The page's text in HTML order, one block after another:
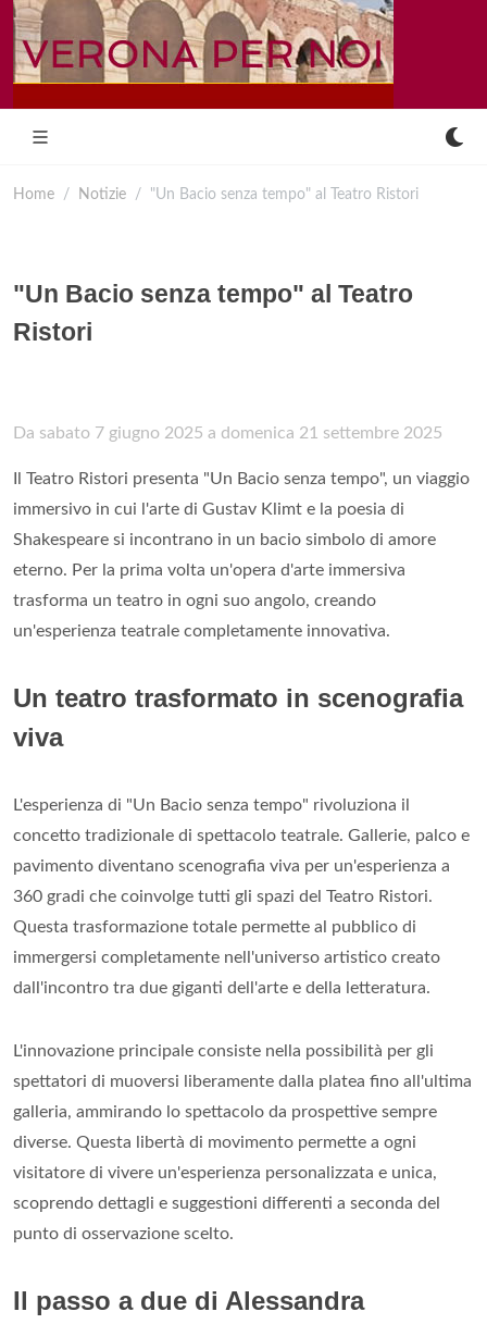
Home Notizie "Un Bacio senza tempo" al Teatro Ristori
"Un Bacio senza tempo" al Teatro
Ristori
Da sabato 7 giugno 2025 a domenica 21 settembre 2025
Il Teatro Ristori presenta "Un Bacio senza tempo", un viaggio
immersivo in cui l'arte di Gustav Klimt e la poesia di
Shakespeare si incontrano in un bacio simbolo di amore
eterno. Per la prima volta un'opera d'arte immersiva
trasforma un teatro in ogni suo angolo, creando
un'esperienza teatrale completamente innovativa.
Un teatro trasformato in scenografia
viva
L'esperienza di "Un Bacio senza tempo" rivoluziona il
concetto tradizionale di spettacolo teatrale. Gallerie, palco e
pavimento diventano scenografia viva per un'esperienza a
360 gradi che coinvolge tutti gli spazi del Teatro Ristori.
Questa trasformazione totale permette al pubblico di
immergersi completamente nell'universo artistico creato
dall'incontro tra due giganti dell'arte e della letteratura.
L'innovazione principale consiste nella possibilità per gli
spettatori di muoversi liberamente dalla platea fino all'ultima
galleria, ammirando lo spettacolo da prospettive sempre
diverse. Questa libertà di movimento permette a ogni
visitatore di vivere un'esperienza personalizzata e unica,
scoprendo dettagli e suggestioni differenti a seconda del
punto di osservazione scelto.
Il passo a due di Alessandra